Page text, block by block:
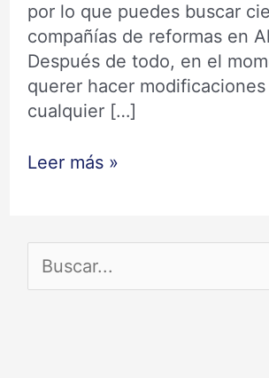
por lo que puedes buscar
compañías de reformas en
Después de todo, en el
querer hacer modificaciones
cualquier […]
Leer más »